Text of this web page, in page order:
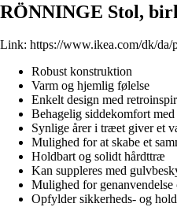
RÖNNINGE Stol,
Link: https://www.ikea.com/dk/
Robust konstruktion
Varm og hjemlig følelse
Enkelt design med
Behagelig siddekomfort
Synlige årer i træet giver et
Mulighed for at skabe et
Holdbart og solidt hårdttræ
Kan suppleres med
Mulighed for
Opfylder sikkerheds- og